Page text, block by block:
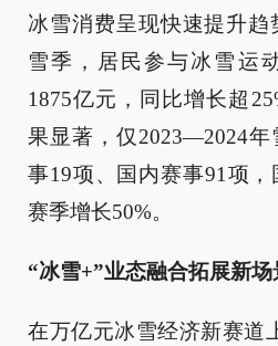
冰雪消费呈现快速提升
雪季，居民参与冰雪运
1875亿元，同比增长超
果显著，仅2023—2024
事19项、国内赛事91项
赛季增长50%。
“冰雪+”业态融合拓展新场
在万亿元冰雪经济新赛道